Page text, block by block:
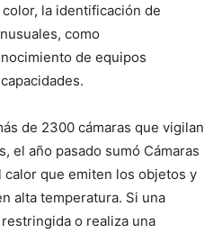
la identificación de
como
de equipos
de 2300 cámaras que vigilan
el año pasado sumó Cámaras
que emiten los objetos y
alta temperatura. Si una
o realiza una